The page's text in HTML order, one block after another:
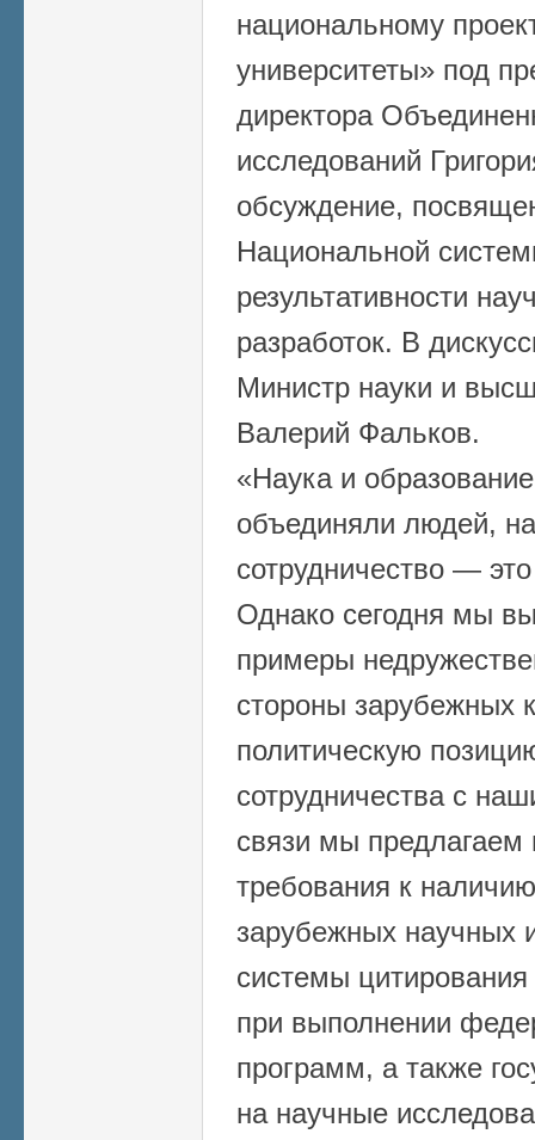
национальному
университеты» под
директора
исследований
обсуждение,
Национальной
результативности
разработок. В
Министр науки и
Валерий Фальков.
«Наука и
объединяли людей,
сотрудничество —
Однако сегодня мы
примеры
стороны зарубежных
политическую
сотрудничества с
связи мы предлагаем
требования к
зарубежных научных
системы
при выполнении
программ, а также
на научные